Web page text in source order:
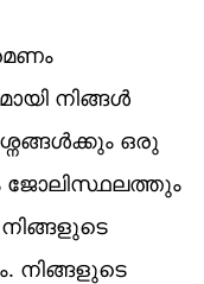
നിങ്ങൾ
ഒരു
ജോലിസ്ഥലത്തും
നിങ്ങളുടെ